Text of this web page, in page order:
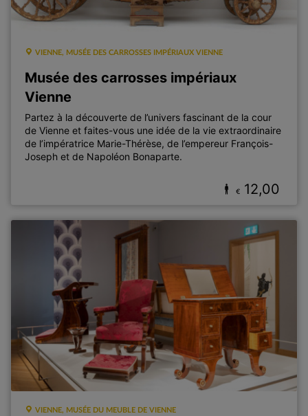
VIENNE, MUSÉE DES CARROSSES IMPÉRIAUX VIENNE
Musée des carrosses impériaux
Vienne
Partez à la découverte de l’univers fascinant de la cour
de Vienne et faites-vous une idée de la vie extraordinaire
de l’impératrice Marie-Thérèse, de l’empereur François-
Joseph et de Napoléon Bonaparte.
€ 12,00
VIENNE, MUSÉE DU MEUBLE DE VIENNE